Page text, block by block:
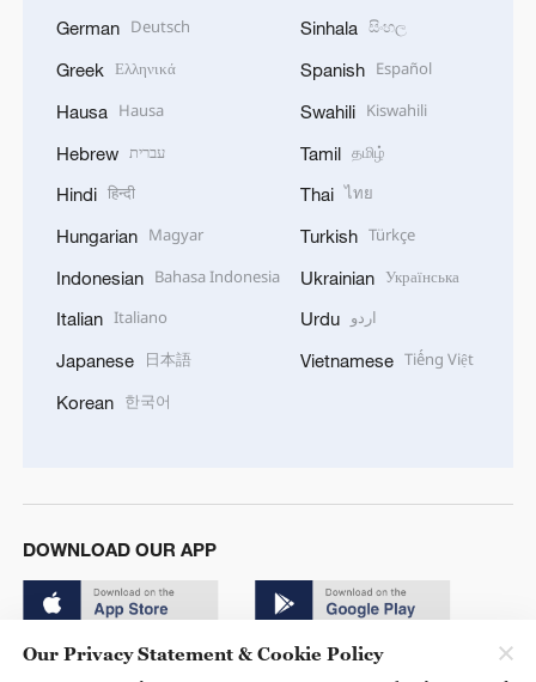
German Deutsch
Greek Ελληνικά
Hausa Hausa
Hebrew עברית
Hindi हिन्दी
Hungarian Magyar
Indonesian Bahasa Indonesia
Italian Italiano
Japanese 日本語
Korean 한국어
Sinhala සිංහල
Spanish Español
Swahili Kiswahili
Tamil தமிழ்
Thai ไทย
Turkish Türkçe
Ukrainian Українська
Urdu اردو
Vietnamese Tiếng Việt
DOWNLOAD OUR APP
Our Privacy Statement & Cookie Policy